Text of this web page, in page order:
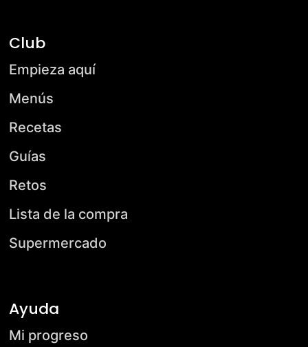
Club
Empieza aquí
Menús
Recetas
Guías
Retos
Lista de la compra
Supermercado
Ayuda
Mi progreso